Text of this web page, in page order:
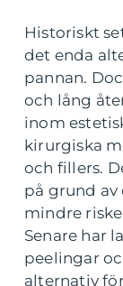
Historiskt
det enda
pannan.
och lång
inom
kirurgiska
och fillers.
på grund
mindre
Senare har
peelingar
alternativ